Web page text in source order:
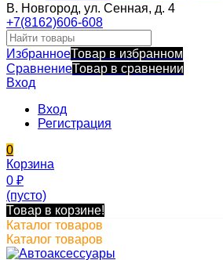
В. Новгород, ул. Сенная, д. 4
+7(8162)606-608
ИзбранноеТовар в избранном
СравнениеТовар в сравнении
Вход
Вход
Регистрация
0
Корзина
0 ₽
(пусто)
Товар в корзине!
Каталог товаров
Каталог товаров